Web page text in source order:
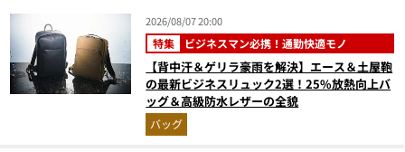
2026/08/07 20:00
特集 ビジネスマン必携！通勤快適モノ
【背中汗＆ゲリラ豪雨を解決】エース＆土屋鞄
の最新ビジネスリュック2選！25%放熱向上バ
ッグ＆高級防水レザーの全貌
バッグ